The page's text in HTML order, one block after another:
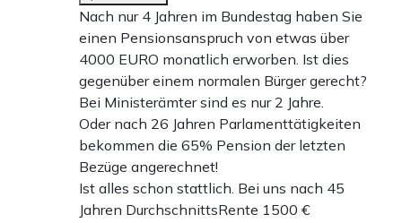
Nach nur 4 Jahren im Bundestag haben Sie
einen Pensionsanspruch von etwas über
4000 EURO monatlich erworben. Ist dies
gegenüber einem normalen Bürger gerecht?
Bei Ministerämter sind es nur 2 Jahre.
Oder nach 26 Jahren Parlamenttätigkeiten
bekommen die 65% Pension der letzten
Bezüge angerechnet!
Ist alles schon stattlich. Bei uns nach 45
Jahren DurchschnittsRente 1500 €